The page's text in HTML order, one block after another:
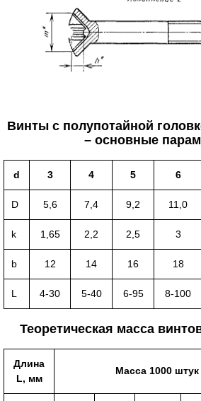
Винты с полупотайной
– основные
d 3 4 5 6
D 5,6 7,4 9,2 11,0
k 1,65 2,2 2,5 3
b 12 14 16 18
L 4-30 5-40 6-95 8-100
Теоретическая масса
Длина
L, мм
Масса 1000 штук